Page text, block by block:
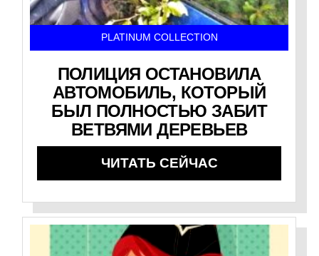
PLATINUM COLLECTION
ПОЛИЦИЯ ОСТАНОВИЛА
АВТОМОБИЛЬ, КОТОРЫЙ
БЫЛ ПОЛНОСТЬЮ ЗАБИТ
ВЕТВЯМИ ДЕРЕВЬЕВ
ЧИТАТЬ СЕЙЧАС